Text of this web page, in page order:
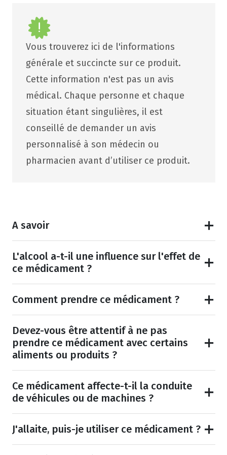
Vous trouverez ici de l'informations
générale et succincte sur ce produit.
Cette information n'est pas un avis
médical. Chaque personne et chaque
situation étant singulières, il est
conseillé de demander un avis
personnalisé à son médecin ou
pharmacien avant d’utiliser ce produit.
A savoir
L'alcool a-t-il une influence sur l'effet de
ce médicament ?
Comment prendre ce médicament ?
Devez-vous être attentif à ne pas
prendre ce médicament avec certains
aliments ou produits ?
Ce médicament affecte-t-il la conduite
de véhicules ou de machines ?
J'allaite, puis-je utiliser ce médicament ?